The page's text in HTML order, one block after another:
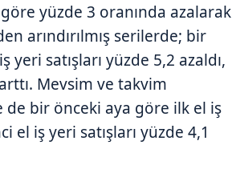
göre yüzde 3 oranında azalarak
arındırılmış serilerde; bir
yeri satışları yüzde 5,2 azaldı,
Mevsim ve takvim
de bir önceki aya göre ilk el iş
el iş yeri satışları yüzde 4,1